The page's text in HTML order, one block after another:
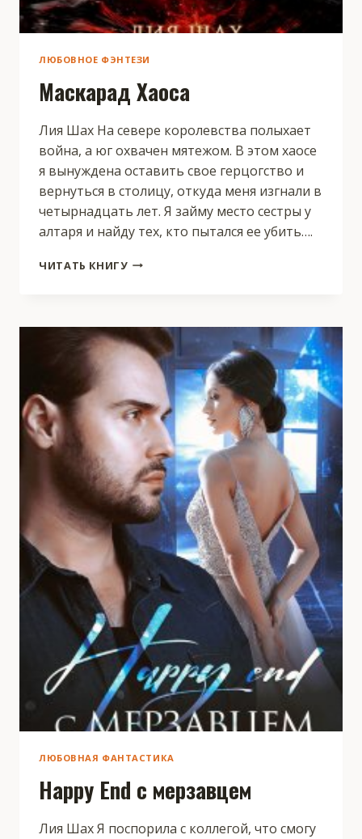
ЛЮБОВНОЕ ФЭНТЕЗИ
Маскарад Хаоса
Лия Шах На севере королевства полыхает
война, а юг охвачен мятежом. В этом хаосе
я вынуждена оставить свое герцогство и
вернуться в столицу, откуда меня изгнали в
четырнадцать лет. Я займу место сестры у
алтаря и найду тех, кто пытался ее убить….
ЧИТАТЬ КНИГУМАСКАРАД
ЛЮБОВНАЯ ФАНТАСТИКА
Happy End с мерзавцем
Лия Шах Я поспорила с коллегой, что смогу